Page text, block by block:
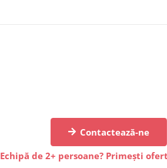
Contactează-ne
Echipă de 2+ persoane? Primești